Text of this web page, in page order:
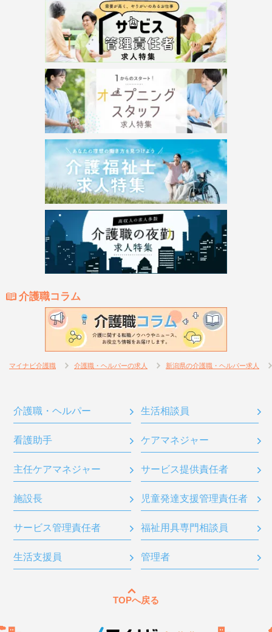
介護職コラム
マイナビ介護職 介護職・ヘルパーの求人 新潟県の介護職・ヘルパー求人
介護職・ヘルパー 生活相談員
看護助手 ケアマネジャー
主任ケアマネジャー サービス提供責任者
施設長 児童発達支援管理責任者
サービス管理責任者 福祉用具専門相談員
生活支援員 管理者
TOPへ戻る